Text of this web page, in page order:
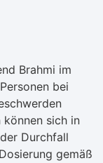
Brahmi im
bei
können sich in
Durchfall
gemäß